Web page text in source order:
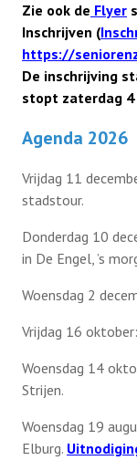
Zie ook de Flyer
Inschrijven (
https://
De inschrijving
stopt zaterdag 4
Agenda 2026
Vrijdag 11
stadstour.
Donderdag 10
in De Engel, ’s
Woensdag 2
Vrijdag 16
Woensdag 14
Strijen.
Woensdag 19
Elburg.